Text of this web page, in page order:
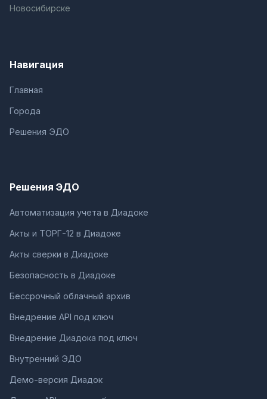
Новосибирске
Навигация
Главная
Города
Решения ЭДО
Решения ЭДО
Автоматизация учета в Диадоке
Акты и ТОРГ-12 в Диадоке
Акты сверки в Диадоке
Безопасность в Диадоке
Бессрочный облачный архив
Внедрение API под ключ
Внедрение Диадока под ключ
Внутренний ЭДО
Демо-версия Диадок